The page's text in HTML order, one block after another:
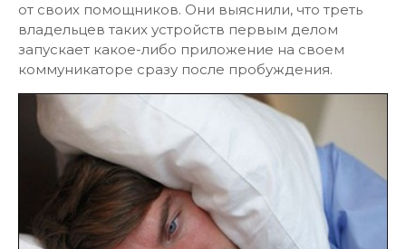
от своих помощников. Они выяснили, что треть
владельцев таких устройств первым делом
запускает какое-либо приложение на своем
коммуникаторе сразу после пробуждения.